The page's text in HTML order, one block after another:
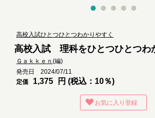
高校入試ひとつひとつわかりやすく
高校入試 理科をひとつひとつわ
Ｇａｋｋｅｎ(編)
発売日 2024/07/11
定価
1,375 円 (税込：10％)
お気に入り登録